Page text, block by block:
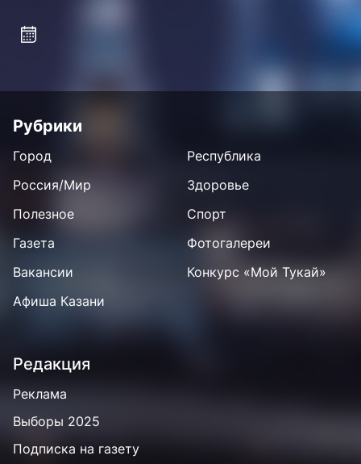
Рубрики
Город
Республика
Россия/Мир
Здоровье
Полезное
Спорт
Газета
Фотогалереи
Вакансии
Конкурс «Мой Тукай»
Афиша Казани
Редакция
Реклама
Выборы 2025
Подписка на газету